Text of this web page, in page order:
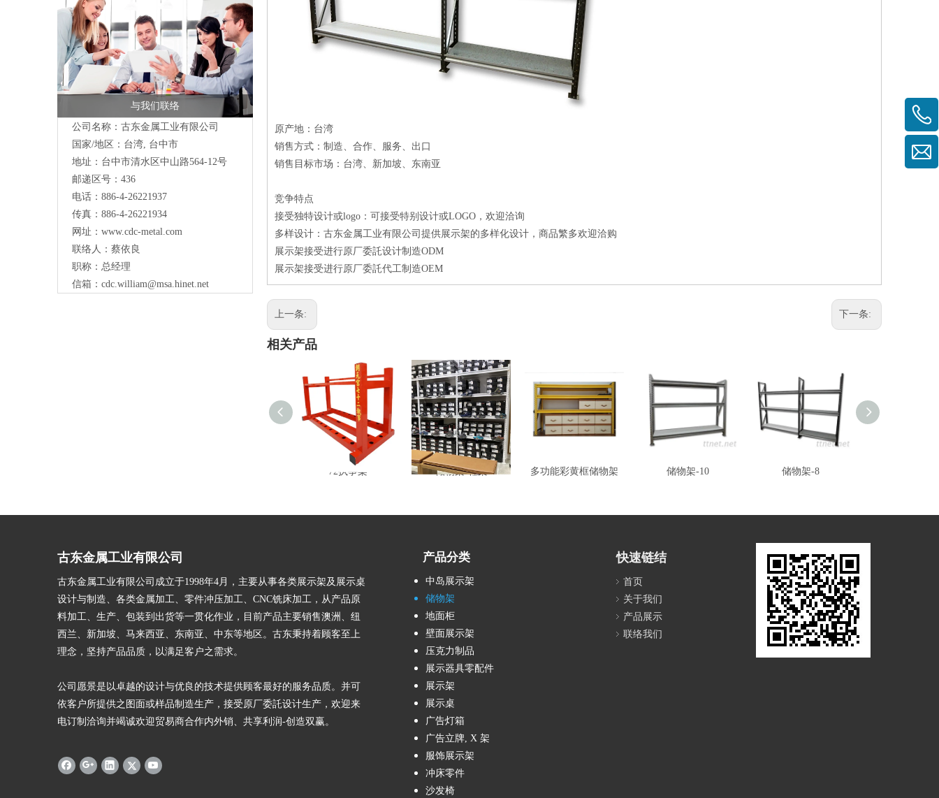
与我们联络
公司名称：古东金属工业有限公司
国家/地区：台湾, 台中市
地址：台中市清水区中山路564-12号
邮递区号：436
电话：886-4-26221937
传真：886-4-26221934
网址： www.cdc-metal.com
联络人：蔡依良
职称：总经理
信箱： cdc.william@msa.hinet.net
原产地：台湾
销售方式：制造、合作、服务、出口
销售目标市场：台湾、新加坡、东南亚
竞争特点
接受独特设计或logo：可接受特别设计或LOGO，欢迎洽询
多样设计：古东金属工业有限公司提供展示架的多样化设计，商品繁多欢迎洽购
展示架接受进行原厂委託设计制造ODM
展示架接受进行原厂委託代工制造OEM
上一条: 下一条:
相关产品
72执事架 储物架-鞋架 多功能彩黄框储物架 储物架-10 储物架-8
古东金属工业有限公司
古东金属工业有限公司成立于1998年4月，主要从事各类展示架及展示桌
设计与制造、各类金属加工、零件冲压加工、CNC铣床加工，从产品原
料加工、生产、包装到出货等一贯化作业，目前产品主要销售澳洲、纽
西兰、新加坡、马来西亚、东南亚、中东等地区。古东秉持着顾客至上
理念，坚持产品品质，以满足客户之需求。
公司愿景是以卓越的设计与优良的技术提供顾客最好的服务品质。并可
依客户所提供之图面或样品制造生产，接受原厂委託设计生产，欢迎来
电订制洽询并竭诚欢迎贸易商合作内外销、共享利润-创造双赢。
产品分类
中岛展示架
储物架
地面柜
壁面展示架
压克力制品
展示器具零配件
展示架
展示桌
广告灯箱
广告立牌, X 架
服饰展示架
冲床零件
沙发椅
快速链结
首页
关于我们
产品展示
联络我们